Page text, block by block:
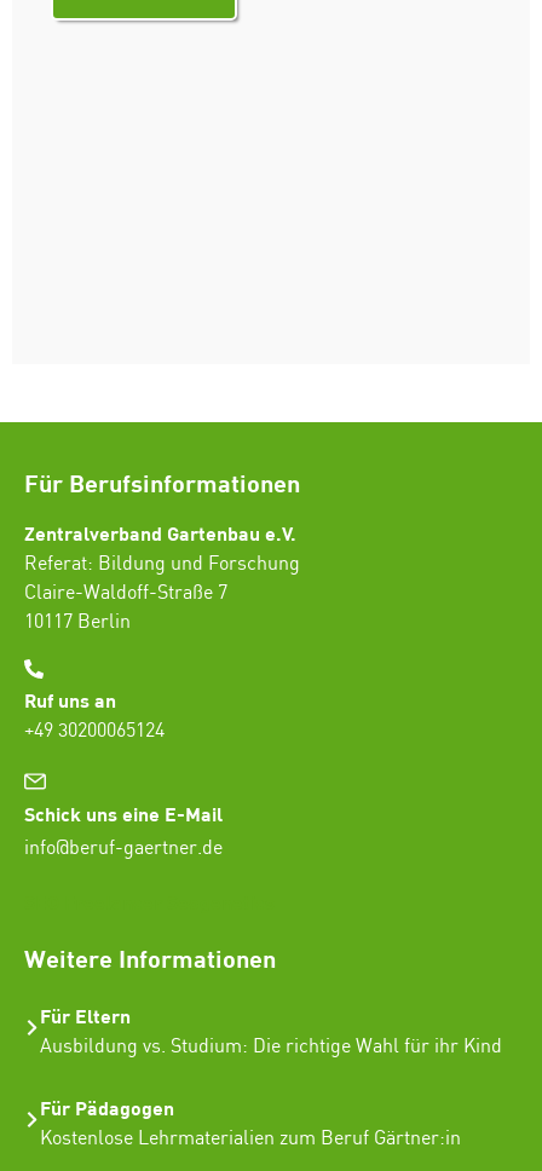
Für Berufsinformationen
Zentralverband Gartenbau e.V.
Referat: Bildung und Forschung
Claire-Waldoff-Straße 7
10117 Berlin
Ruf uns an
+49 30200065124
Schick uns eine E-Mail
info@beruf-gaertner.de
Weitere Informationen
Für Eltern
Ausbildung vs. Studium: Die richtige Wahl für ihr Kind
Für Pädagogen
Kostenlose Lehrmaterialien zum Beruf Gärtner:in